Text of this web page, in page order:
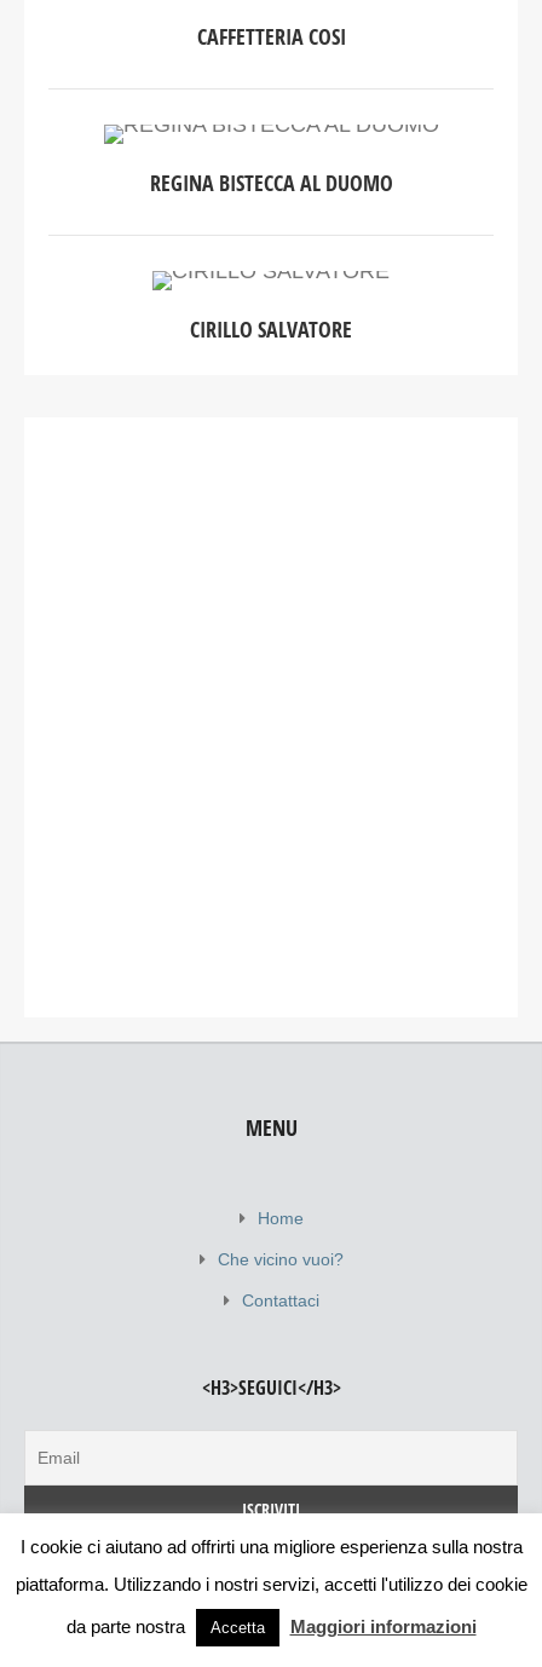
CAFFETTERIA COSI
REGINA BISTECCA AL DUOMO
CIRILLO SALVATORE
MENU
Home
Che vicino vuoi?
Contattaci
<H3>SEGUICI</H3>
ULTIMI VICINI AGGIUNTI
I cookie ci aiutano ad offrirti una migliore esperienza sulla nostra
piattaforma. Utilizzando i nostri servizi, accetti l'utilizzo dei cookie
da parte nostra Accetta Maggiori informazioni